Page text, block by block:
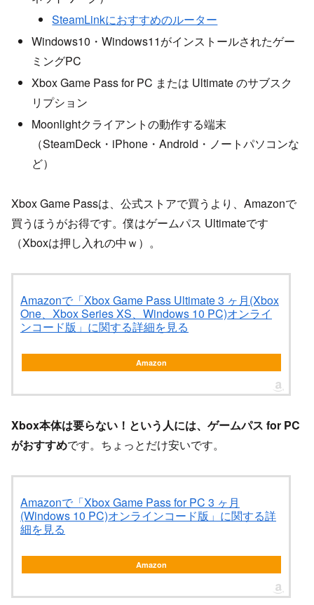
SteamLinkにおすすめのルーター
Windows10・Windows11がインストールされたゲー
ミングPC
Xbox Game Pass for PC または Ultimate のサブスク
リプション
Moonlightクライアントの動作する端末
（SteamDeck・iPhone・Android・ノートパソコンな
ど）
Xbox Game Passは、公式ストアで買うより、Amazonで
買うほうがお得です。僕はゲームパス Ultimateです
（Xboxは押し入れの中ｗ）。
Amazonで「Xbox Game Pass Ultimate 3 ヶ月(Xbox
One、Xbox Series XS、Windows 10 PC)オンライ
ンコード版」に関する詳細を見る
Amazon
Xbox本体は要らない！という人には、ゲームパス for PC
がおすすめです。ちょっとだけ安いです。
Amazonで「Xbox Game Pass for PC 3 ヶ月
(Windows 10 PC)オンラインコード版」に関する詳
細を見る
Amazon